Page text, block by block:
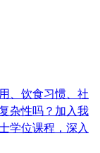
、饮食习惯、社
杂性吗？加入我
学位课程，深入